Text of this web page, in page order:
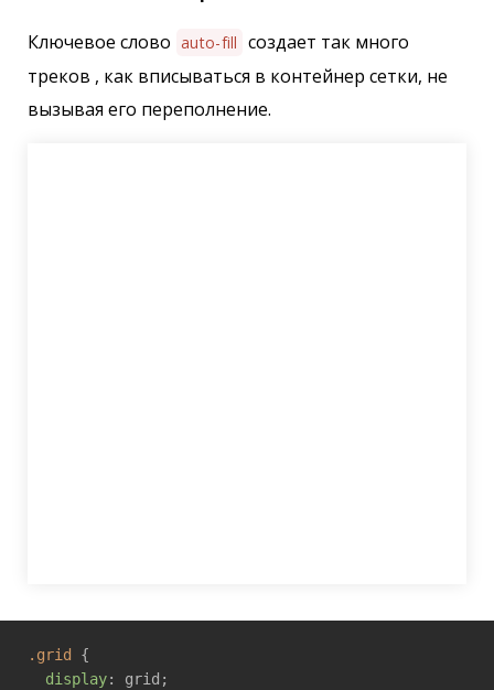
Ключевое слово auto-fill создает так много
треков , как вписываться в контейнер сетки, не
вызывая его переполнение.
.grid
{
display: grid;